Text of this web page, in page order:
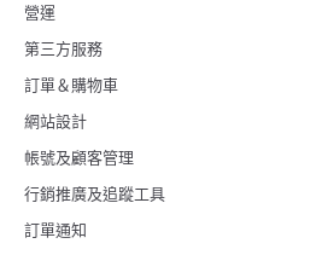
營運
第三方服務
訂單＆購物車
網站設計
帳號及顧客管理
行銷推廣及追蹤工具
訂單通知